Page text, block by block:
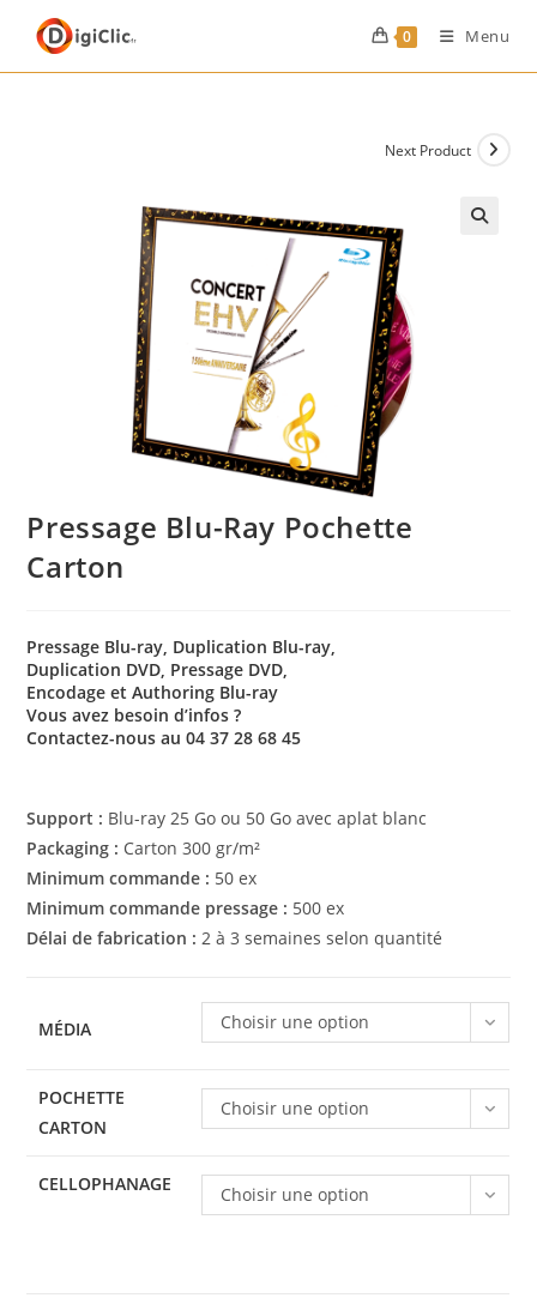
0 Menu
Next Product
Pressage Blu-Ray Pochette
Carton
Pressage Blu-ray , Duplication Blu-ray,
Duplication DVD, Pressage DVD,
Encodage et Authoring Blu-ray
Vous avez besoin d’infos ?
Contactez-nous au 04 37 28 68 45
Support : Blu-ray 25 Go ou 50 Go avec aplat blanc
Packaging : Carton 300 gr/m²
Minimum commande : 50 ex
Minimum commande pressage : 500 ex
Délai de fabrication : 2 à 3 semaines selon quantité
MÉDIA Choisir une option
POCHETTE
CARTON
Choisir une option
CELLOPHANAGE Choisir une option